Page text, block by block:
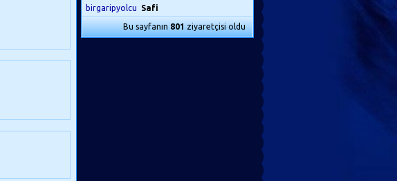
birgaripyolcu
Safi
Bu sayfanın801ziyaretçisi oldu